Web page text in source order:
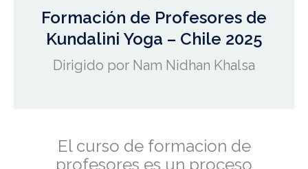
Formación de Profesores de
Kundalini Yoga – Chile 2025
Dirigido por Nam Nidhan Khalsa
El curso de formacion de
profesores es un proceso